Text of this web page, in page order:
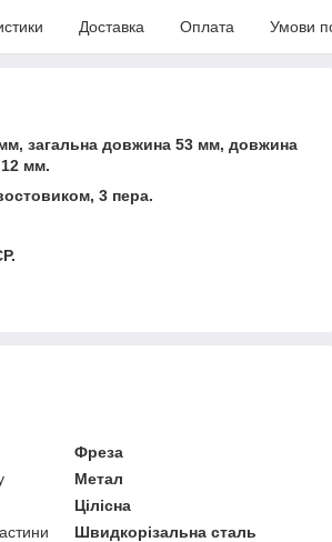
Доставка Оплата Умови
загальна довжина 53 мм, довжина
12 мм.
3 пера.
Фреза
Метал
Цілісна
Швидкорізальна сталь